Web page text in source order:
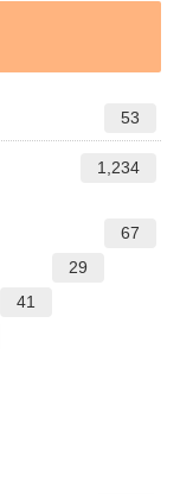
53
1,234
67
29
41